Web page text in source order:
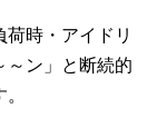
時・アイドリ
ン」と断続的